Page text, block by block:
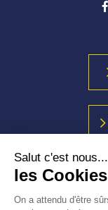
Salut c'est nous...
les
On a attendu d'être